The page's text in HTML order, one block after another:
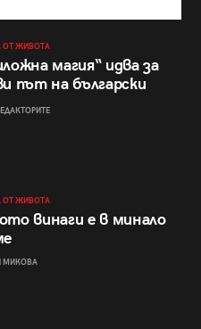
ОТ ЖИВОТА
магия“ идва за
път на български
ОТ ЖИВОТА
винаги е в минало
МИКОВА